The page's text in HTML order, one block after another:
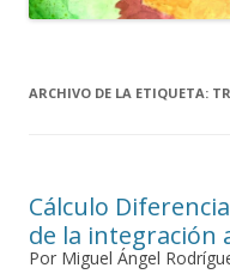
ARCHIVO DE LA ETIQUETA:
Cálculo
de la integración
Por Miguel Ángel